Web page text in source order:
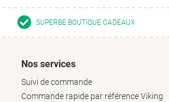
SUPERBE BOUTIQUE CADEAUX
Nos services
Suivi de commande
Commande rapide par référence Viking